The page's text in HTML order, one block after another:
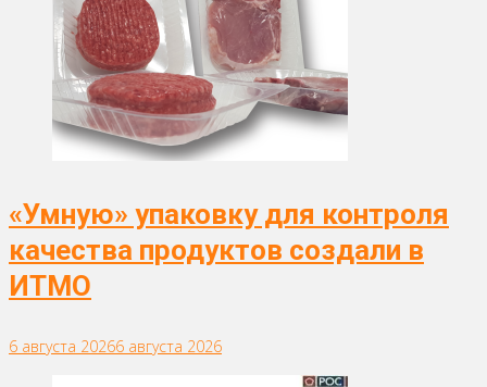
«Умную» упаковку для контроля
качества продуктов создали в
ИТМО
6 августа 20266 августа 2026